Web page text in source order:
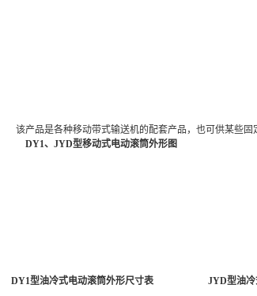
该产品是各种移动带式输送机的配套产品，也可供某些
DY1、JYD型移动式电动滚筒外形图
DY1型油冷式电动滚筒外形尺寸表 JYD型油